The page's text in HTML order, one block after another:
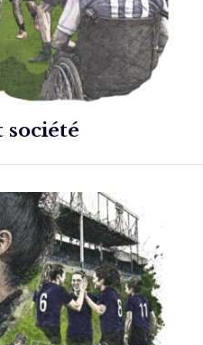
société